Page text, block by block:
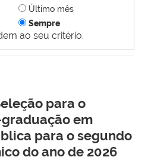
ao seu critério.
Último mês
Sempre
para o
em
para o segundo
do ano de 2026